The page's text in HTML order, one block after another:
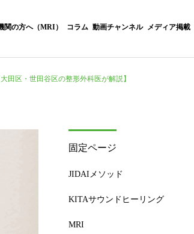
関の方へ（MRI） コラム 動画チャンネル メディア掲載
田区・世田谷区の整形外科医が解説】
固定ページ
JIDAIメソッド
KITAサウンドヒーリング
MRI